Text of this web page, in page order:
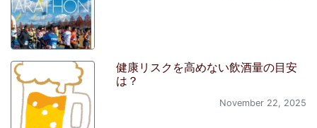
健康リスクを高めない飲酒量の目安
は？
November 22, 2025